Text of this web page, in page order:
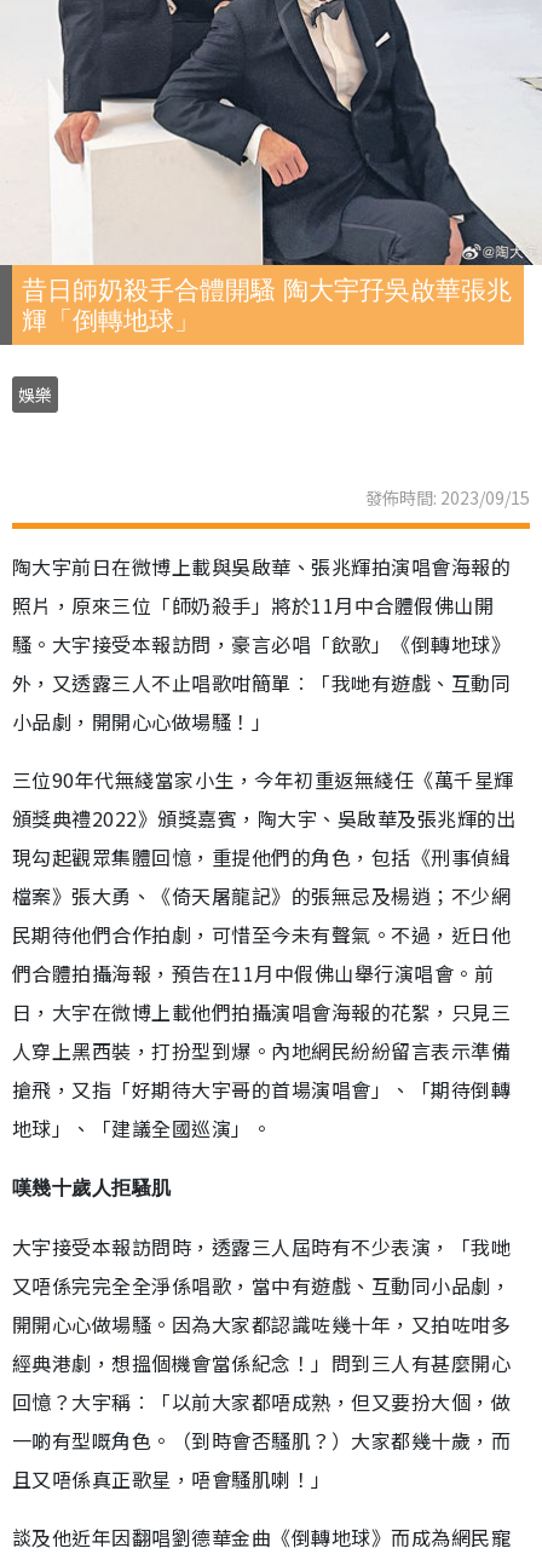
昔日師奶殺手合體開騷 陶大宇孖吳啟華張兆
輝「倒轉地球」
娛樂
發佈時間: 2023/09/15
陶大宇前日在微博上載與吳啟華、張兆輝拍演唱會海報的
照片，原來三位「師奶殺手」將於11月中合體假佛山開
騷。大宇接受本報訪問，豪言必唱「飲歌」《倒轉地球》
外，又透露三人不止唱歌咁簡單︰「我哋有遊戲、互動同
小品劇，開開心心做場騷！」
三位90年代無綫當家小生，今年初重返無綫任《萬千星輝
頒獎典禮2022》頒獎嘉賓，陶大宇、吳啟華及張兆輝的出
現勾起觀眾集體回憶，重提他們的角色，包括《刑事偵緝
檔案》張大勇、《倚天屠龍記》的張無忌及楊逍；不少網
民期待他們合作拍劇，可惜至今未有聲氣。不過，近日他
們合體拍攝海報，預告在11月中假佛山舉行演唱會。前
日，大宇在微博上載他們拍攝演唱會海報的花絮，只見三
人穿上黑西裝，打扮型到爆。內地網民紛紛留言表示準備
搶飛，又指「好期待大宇哥的首場演唱會」、「期待倒轉
地球」、「建議全國巡演」。
嘆幾十歲人拒騷肌
大宇接受本報訪問時，透露三人屆時有不少表演，「我哋
又唔係完完全全淨係唱歌，當中有遊戲、互動同小品劇，
開開心心做場騷。因為大家都認識咗幾十年，又拍咗咁多
經典港劇，想搵個機會當係紀念！」問到三人有甚麼開心
回憶？大宇稱︰「以前大家都唔成熟，但又要扮大個，做
一啲有型嘅角色。（到時會否騷肌？）大家都幾十歲，而
且又唔係真正歌星，唔會騷肌喇！」
談及他近年因翻唱劉德華金曲《倒轉地球》而成為網民寵